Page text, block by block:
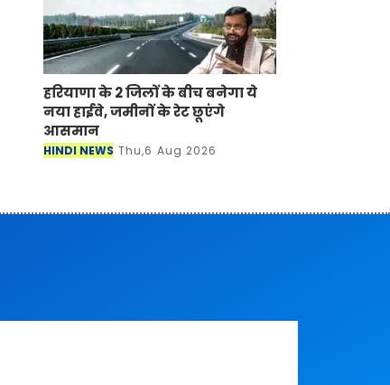
हरियाणा के 2 जिलों के बीच बनेगा ये
नया हाईवे, जमीनों के रेट छूएंगे
आसमान
HINDI NEWS Thu,6 Aug 2026